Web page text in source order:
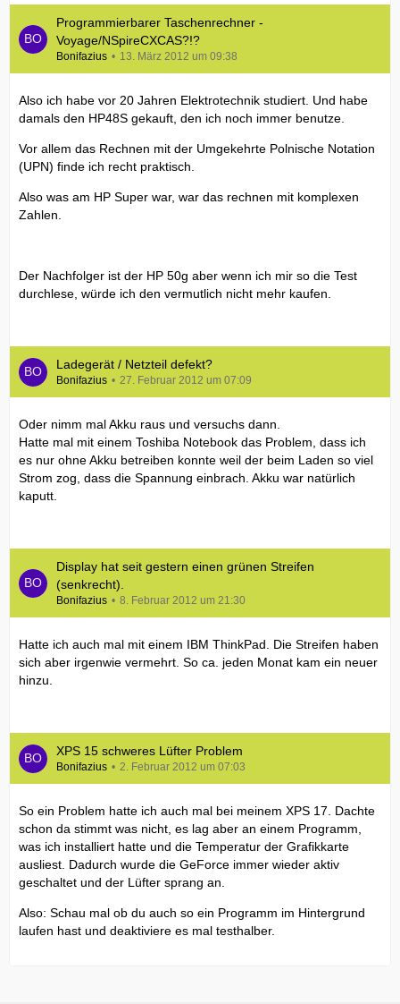
Programmierbarer Taschenrechner -
Voyage/NSpireCXCAS?!?
Bonifazius 13. März 2012 um 09:38
Also ich habe vor 20 Jahren Elektrotechnik studiert. Und habe
damals den HP48S gekauft, den ich noch immer benutze.
Vor allem das Rechnen mit der Umgekehrte Polnische Notation
(UPN) finde ich recht praktisch.
Also was am HP Super war, war das rechnen mit komplexen
Zahlen.
Der Nachfolger ist der HP 50g aber wenn ich mir so die Test
durchlese, würde ich den vermutlich nicht mehr kaufen.
Ladegerät / Netzteil defekt?
Bonifazius 27. Februar 2012 um 07:09
Oder nimm mal Akku raus und versuchs dann.
Hatte mal mit einem Toshiba Notebook das Problem, dass ich
es nur ohne Akku betreiben konnte weil der beim Laden so viel
Strom zog, dass die Spannung einbrach. Akku war natürlich
kaputt.
Display hat seit gestern einen grünen Streifen
(senkrecht).
Bonifazius 8. Februar 2012 um 21:30
Hatte ich auch mal mit einem IBM ThinkPad. Die Streifen haben
sich aber irgenwie vermehrt. So ca. jeden Monat kam ein neuer
hinzu.
XPS 15 schweres Lüfter Problem
Bonifazius 2. Februar 2012 um 07:03
So ein Problem hatte ich auch mal bei meinem XPS 17. Dachte
schon da stimmt was nicht, es lag aber an einem Programm,
was ich installiert hatte und die Temperatur der Grafikkarte
ausliest. Dadurch wurde die GeForce immer wieder aktiv
geschaltet und der Lüfter sprang an.
Also: Schau mal ob du auch so ein Programm im Hintergrund
laufen hast und deaktiviere es mal testhalber.